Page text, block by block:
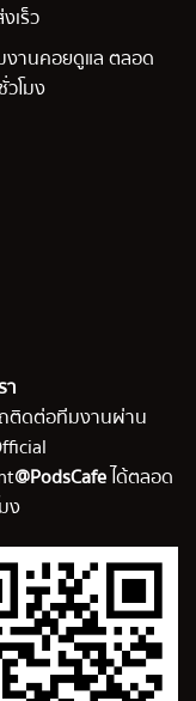
เร็ว
านคอยดูแล ตลอด
วโมง
า
ติดต่อทีมงานผ่าน
@PodsCafeได้ตลอด
ง